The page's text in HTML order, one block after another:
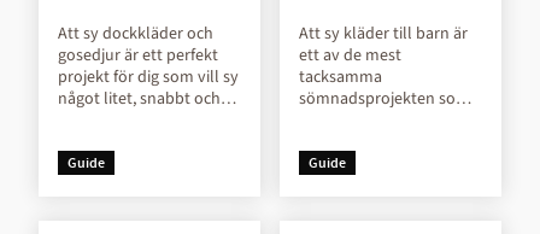
Att sy dockkläder och
gosedjur är ett perfekt
projekt för dig som vill sy
något litet, snabbt och
fort,...
Guide
Att sy kläder till barn är
ett av de mest
tacksamma
sömnadsprojekten som
resultatet blir ofta något
Guide